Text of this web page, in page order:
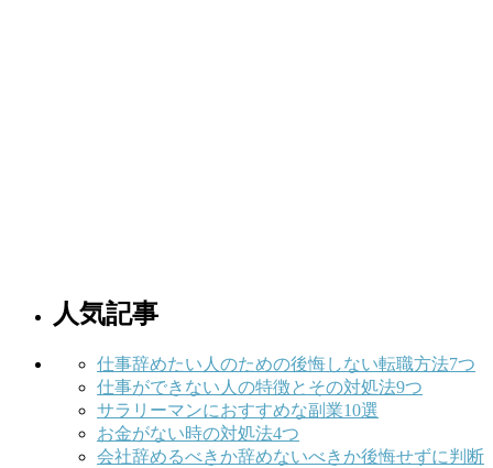
人気記事
仕事辞めたい人のための後悔しない転職方法7つ
仕事ができない人の特徴とその対処法9つ
サラリーマンにおすすめな副業10選
お金がない時の対処法4つ
会社辞めるべきか辞めないべきか後悔せずに判断